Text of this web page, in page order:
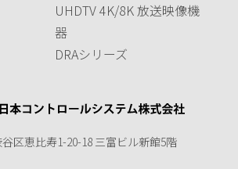
UHDTV 4K/8K 放送映像機
器
DRAシリーズ
谷区恵比寿1-20-18 三富ビル新館5階